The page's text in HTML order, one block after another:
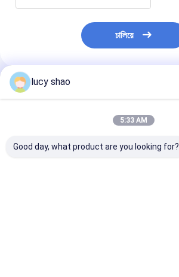
চালিয়ে
প্রস্তাবিত পণ্য
lucy shao
5:33 AM
Good day, what product are you looking for?